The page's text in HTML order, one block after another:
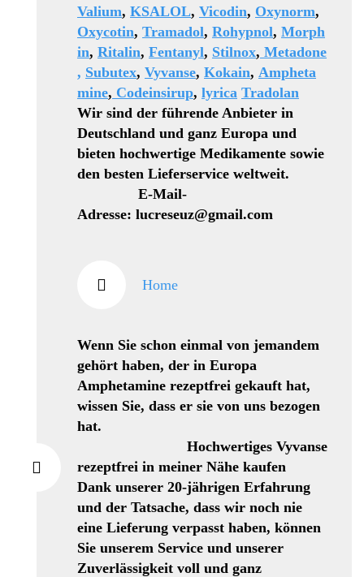
Valium, KSALOL, Vicodin, Oxynorm,
Oxycotin, Tramadol, Rohypnol, Morph
in, Ritalin, Fentanyl, Stilnox, Metadone
, Subutex, Vyvanse, Kokain, Ampheta
mine, Codeinsirup, lyrica Tradolan
Wir sind der führende Anbieter in
Deutschland und ganz Europa und
bieten hochwertige Medikamente sowie
den besten Lieferservice weltweit.
E-Mail-
Adresse: lucreseuz@gmail.com
Home
Wenn Sie schon einmal von jemandem
gehört haben, der in Europa
Amphetamine rezeptfrei gekauft hat,
wissen Sie, dass er sie von uns bezogen
hat.
Hochwertiges Vyvanse
rezeptfrei in meiner Nähe kaufen
Dank unserer 20-jährigen Erfahrung
und der Tatsache, dass wir noch nie
eine Lieferung verpasst haben, können
Sie unserem Service und unserer
Zuverlässigkeit voll und ganz